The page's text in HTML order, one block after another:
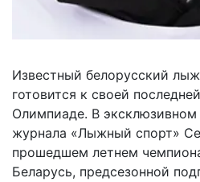
Известный белорусский
готовится к своей
Олимпиаде. В эксклюзивном
журнала «Лыжный спорт»
прошедшем летнем
Беларусь, предсезонной